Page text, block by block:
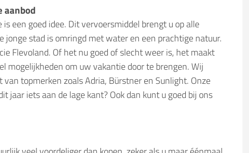
aanbod
een goed idee. Dit vervoersmiddel brengt u op alle
jonge stad is omringd met water en een prachtige natuur.
Flevoland. Of het nu goed of slecht weer is, het maakt
mogelijkheden om uw vakantie door te brengen. Wij
topmerken zoals Adria, Bürstner en Sunlight. Onze
jaar iets aan de lage kant? Ook dan kunt u goed bij ons